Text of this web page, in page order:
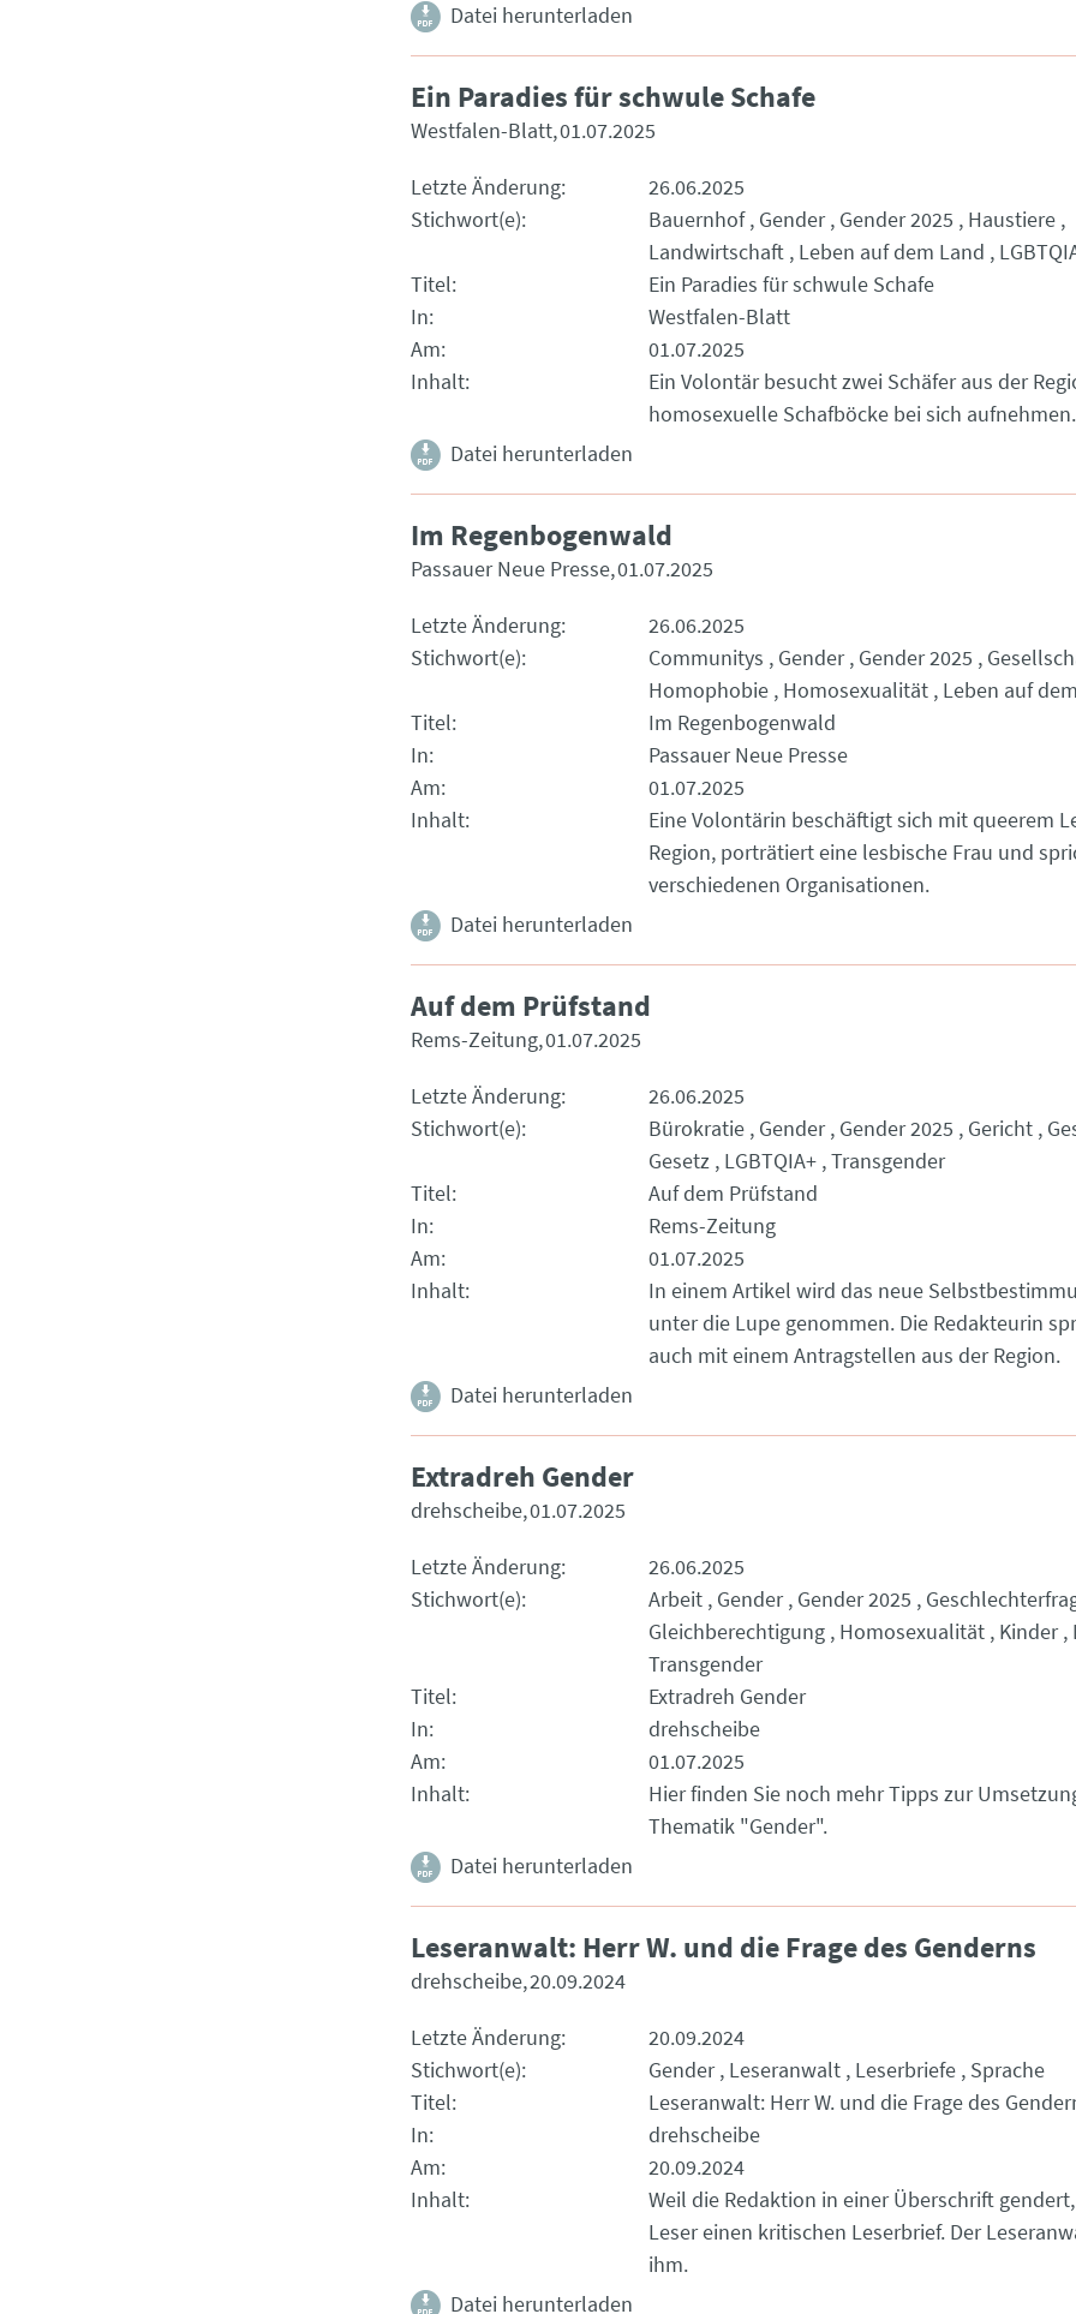
Datei herunterladen
Ein Paradies für schwule Schafe
Westfalen-Blatt 01.07.2025
Letzte Änderung
26.06.2025
Stichwort(e)
Bauernhof Gender Gender 2025
Haustiere
Landwirtschaft Leben auf dem Land
Titel
Ein Paradies für schwule Schafe
In
Westfalen-Blatt
Am
01.07.2025
Inhalt
Ein Volontär besucht zwei Schäfer aus der
homosexuelle Schafböcke bei sich aufnehmen.
Datei herunterladen
Im Regenbogenwald
Passauer Neue Presse 01.07.2025
Letzte Änderung
26.06.2025
Stichwort(e)
Communitys Gender Gender 2025
Homophobie Homosexualität Leben auf
Titel
Im Regenbogenwald
In
Passauer Neue Presse
Am
01.07.2025
Inhalt
Eine Volontärin beschäftigt sich mit queerem
Region, porträtiert eine lesbische Frau und
verschiedenen Organisationen.
Datei herunterladen
Auf dem Prüfstand
Rems-Zeitung 01.07.2025
Letzte Änderung
26.06.2025
Stichwort(e)
Bürokratie Gender Gender 2025 Gericht
Gesetz LGBTQIA+ Transgender
Titel
Auf dem Prüfstand
In
Rems-Zeitung
Am
01.07.2025
Inhalt
In einem Artikel wird das neue
unter die Lupe genommen. Die Redakteurin
auch mit einem Antragstellen aus der Region.
Datei herunterladen
Extradreh Gender
drehscheibe 01.07.2025
Letzte Änderung
26.06.2025
Stichwort(e)
Arbeit Gender Gender 2025
Gleichberechtigung Homosexualität Kinder
Transgender
Titel
Extradreh Gender
In
drehscheibe
Am
01.07.2025
Inhalt
Hier finden Sie noch mehr Tipps zur
Thematik "Gender".
Datei herunterladen
Leseranwalt: Herr W. und die Frage des Genderns
drehscheibe 20.09.2024
Letzte Änderung
20.09.2024
Stichwort(e)
Gender Leseranwalt Leserbriefe Sprache
Titel
Leseranwalt: Herr W. und die Frage des
In
drehscheibe
Am
20.09.2024
Inhalt
Weil die Redaktion in einer Überschrift
Leser einen kritischen Leserbrief. Der
ihm.
Datei herunterladen